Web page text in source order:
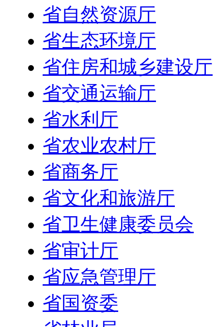
省自然资源厅
省生态环境厅
省住房和城乡建设厅
省交通运输厅
省水利厅
省农业农村厅
省商务厅
省文化和旅游厅
省卫生健康委员会
省审计厅
省应急管理厅
省国资委